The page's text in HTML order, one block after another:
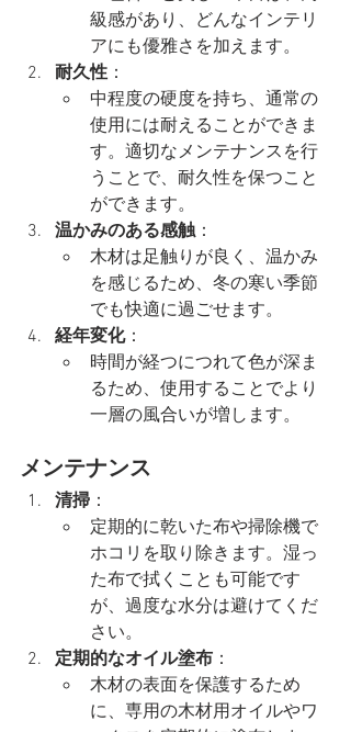
級感があり、どんなインテリ
アにも優雅さを加えます。
耐久性 ：
中程度の硬度を持ち、通常の
使用には耐えることができま
す。適切なメンテナンスを行
うことで、耐久性を保つこと
ができます。
温かみのある感触：
木材は足触りが良く、温かみ
を感じるため、冬の寒い季節
でも快適に過ごせます。
経年変化：
時間が経つにつれて色が深ま
るため、使用することでより
一層の風合いが増します。
メンテナンス
清掃 ：
定期的に乾いた布や掃除機で
ホコリを取り除きます。湿っ
た布で拭くことも可能です
が、過度な水分は避けてくだ
さい。
定期的なオイル塗布 ：
木材の表面を保護するため
に、専用の木材用オイルやワ